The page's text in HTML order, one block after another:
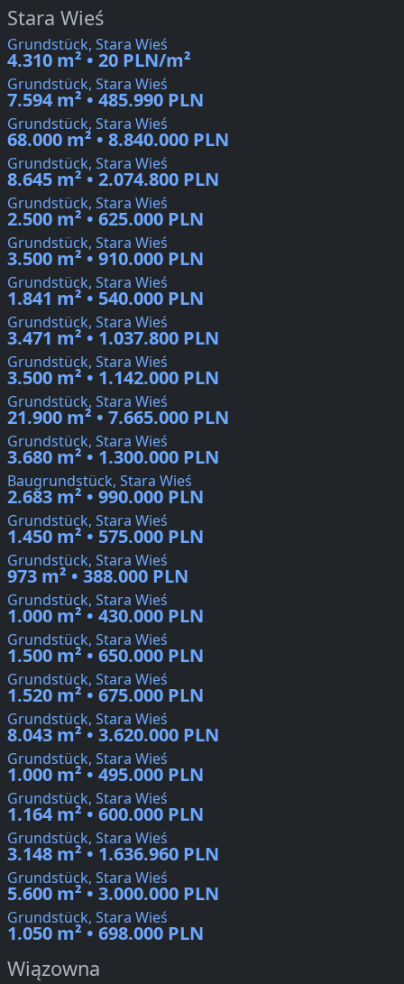
Stara Wieś
Grundstück, Stara Wieś
4.310 m² • 20 PLN/m²
Grundstück, Stara Wieś
7.594 m² • 485.990 PLN
Grundstück, Stara Wieś
68.000 m² • 8.840.000 PLN
Grundstück, Stara Wieś
8.645 m² • 2.074.800 PLN
Grundstück, Stara Wieś
2.500 m² • 625.000 PLN
Grundstück, Stara Wieś
3.500 m² • 910.000 PLN
Grundstück, Stara Wieś
1.841 m² • 540.000 PLN
Grundstück, Stara Wieś
3.471 m² • 1.037.800 PLN
Grundstück, Stara Wieś
3.500 m² • 1.142.000 PLN
Grundstück, Stara Wieś
21.900 m² • 7.665.000 PLN
Grundstück, Stara Wieś
3.680 m² • 1.300.000 PLN
Baugrundstück, Stara Wieś
2.683 m² • 990.000 PLN
Grundstück, Stara Wieś
1.450 m² • 575.000 PLN
Grundstück, Stara Wieś
973 m² • 388.000 PLN
Grundstück, Stara Wieś
1.000 m² • 430.000 PLN
Grundstück, Stara Wieś
1.500 m² • 650.000 PLN
Grundstück, Stara Wieś
1.520 m² • 675.000 PLN
Grundstück, Stara Wieś
8.043 m² • 3.620.000 PLN
Grundstück, Stara Wieś
1.000 m² • 495.000 PLN
Grundstück, Stara Wieś
1.164 m² • 600.000 PLN
Grundstück, Stara Wieś
3.148 m² • 1.636.960 PLN
Grundstück, Stara Wieś
5.600 m² • 3.000.000 PLN
Grundstück, Stara Wieś
1.050 m² • 698.000 PLN
Wiązowna